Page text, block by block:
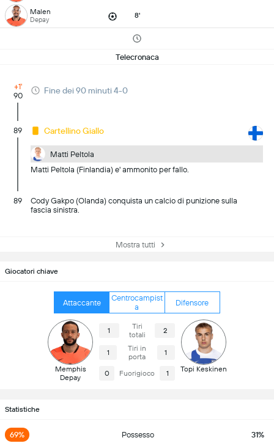
Malen
Depay 8'
Telecronaca
+1'
90
Fine dei 90 minuti 4-0
89 Cartellino Giallo
Matti Peltola
Matti Peltola (Finlandia) e' ammonito per fallo.
89
Cody Gakpo (Olanda) conquista un calcio di punizione sulla
fascia sinistra.
Mostra tutti
Giocatori chiave
Attaccante
Centrocampist
a
Difensore
Memphis
Depay
1
Tiri
totali
2
1
Tiri in
porta
1
0 Fuorigioco 1 Topi Keskinen
Statistiche
69% Possesso 31%